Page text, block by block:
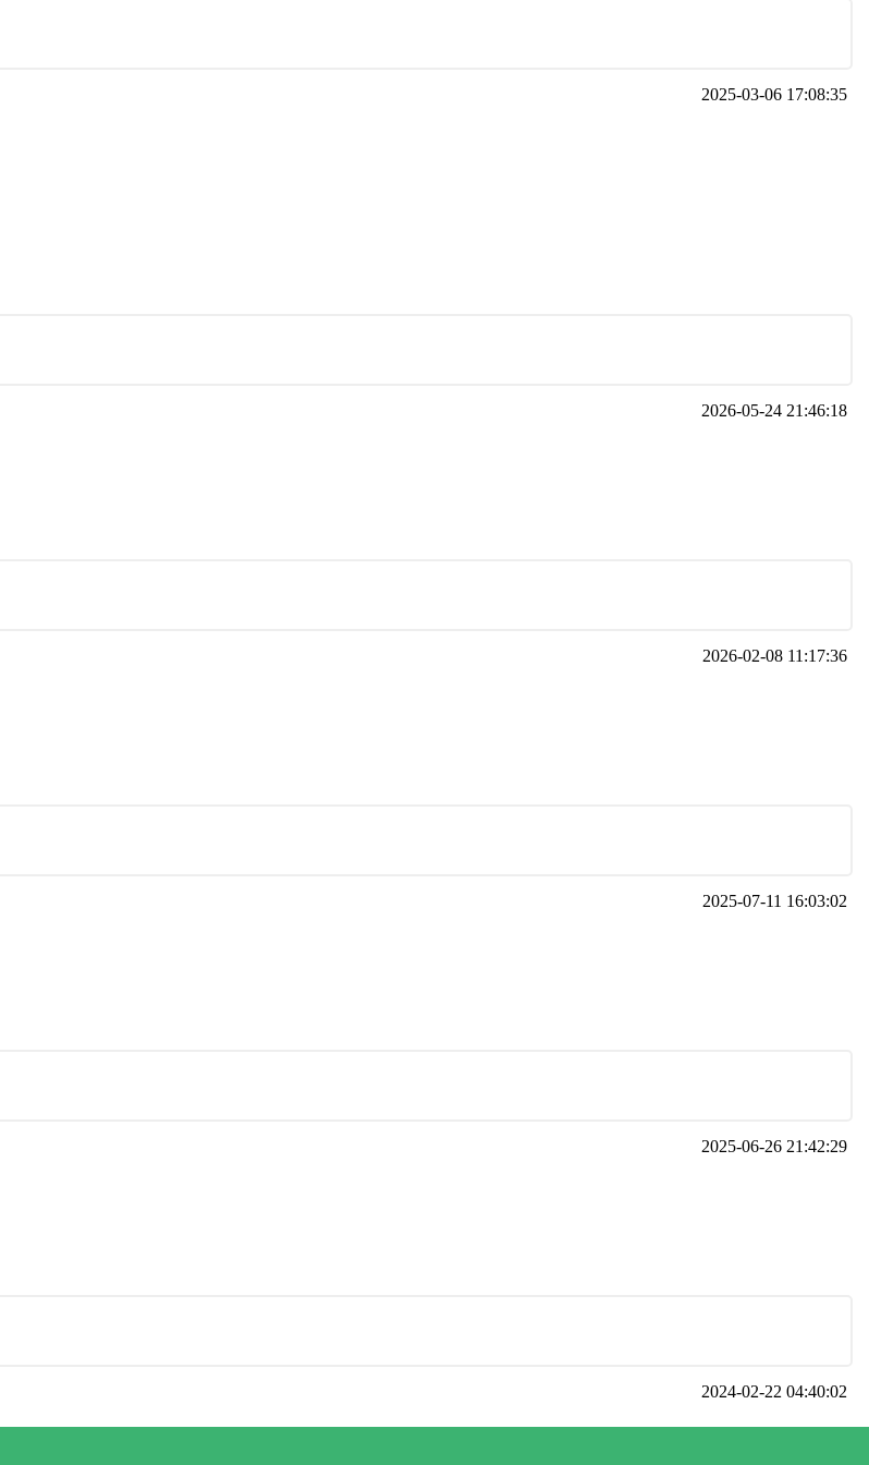
2025-03-06 17:08:35
2026-05-24 21:46:18
2026-02-08 11:17:36
2025-07-11 16:03:02
2025-06-26 21:42:29
2024-02-22 04:40:02